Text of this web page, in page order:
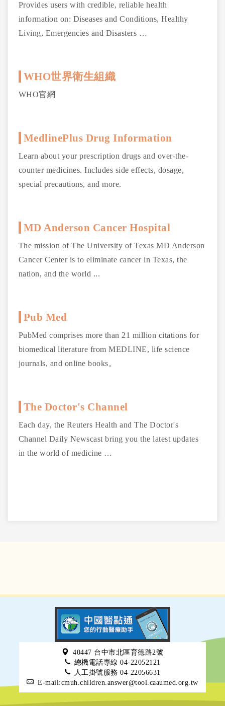
Provides users with credible, reliable health
information on: Diseases and Conditions, Healthy
Living, Emergencies and Disasters …
WHO世界衛生組織
WHO官網
MedlinePlus Drug Information
Learn about your prescription drugs and over-the-
counter medicines. Includes side effects, dosage,
special precautions, and more.
MD Anderson Cancer Hospital
The mission of The University of Texas MD Anderson
Cancer Center is to eliminate cancer in Texas, the
nation, and the world ...
Pub Med
PubMed comprises more than 21 million citations for
biomedical literature from MEDLINE, life science
journals, and online books。
The Doctor's Channel
Each day, the Reuters Health and The Doctor's
Channel Daily Newscast bring you the latest updates
in the world of medicine …
40447 台中市北區育德路2號
總機電話專線 04-22052121
人工掛號服務 04-22056631
E-mail:cmuh.children.answer@tool.caaumed.org.tw